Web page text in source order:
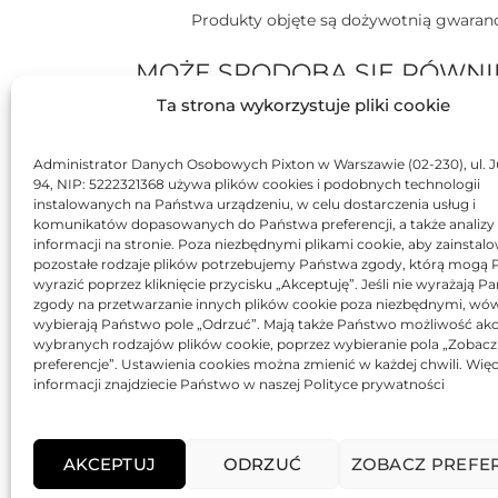
Ta strona wykorzystuje pliki cookie
Administrator Danych Osobowych Pixton w Warszawie (02-230), ul.
94, NIP: 5222321368 używa plików cookies i podobnych technologii
instalowanych na Państwa urządzeniu, w celu dostarczenia usług i
komunikatów dopasowanych do Państwa preferencji, a także analizy
informacji na stronie. Poza niezbędnymi plikami cookie, aby
pozostałe rodzaje plików potrzebujemy Państwa zgody, którą mogą
wyrazić poprzez kliknięcie przycisku „Akceptuję”. Jeśli nie wyrażają
zgody na przetwarzanie innych plików cookie poza niezbędnymi,
wybierają Państwo pole „Odrzuć”. Mają także Państwo możliwość
wybranych rodzajów plików cookie, poprzez wybieranie pola „Zobacz
preferencje”. Ustawienia cookies można zmienić w każdej chwili.
informacji znajdziecie Państwo w naszej Polityce prywatności
AKCEPTUJ ODRZUĆ ZOBACZ
Produkty objęte są dożywotnią
MOŻE SPODOBA SIĘ
Toner Xerox oryginalny
113R00711
1286,40zł